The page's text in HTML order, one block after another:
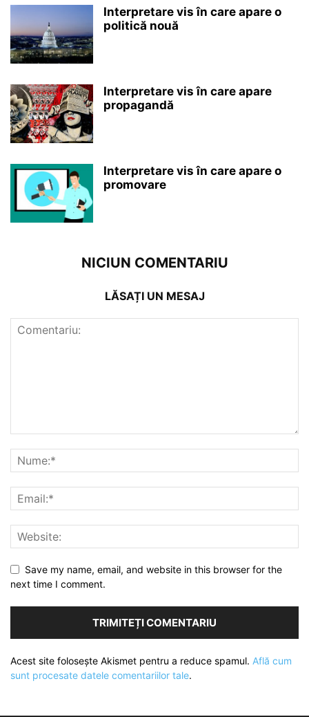
Interpretare vis în care apare o
politică nouă
Interpretare vis în care apare
propagandă
Interpretare vis în care apare o
promovare
NICIUN COMENTARIU
LĂSAȚI UN MESAJ
Save my name, email, and website in this browser for the
next time I comment.
Acest site folosește Akismet pentru a reduce spamul. Află cum
sunt procesate datele comentariilor tale.